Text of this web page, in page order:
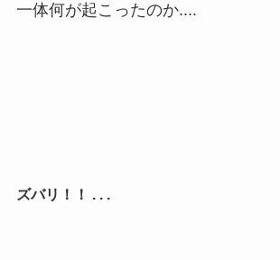
一体何が起こったのか....
ズバリ！！ . . .